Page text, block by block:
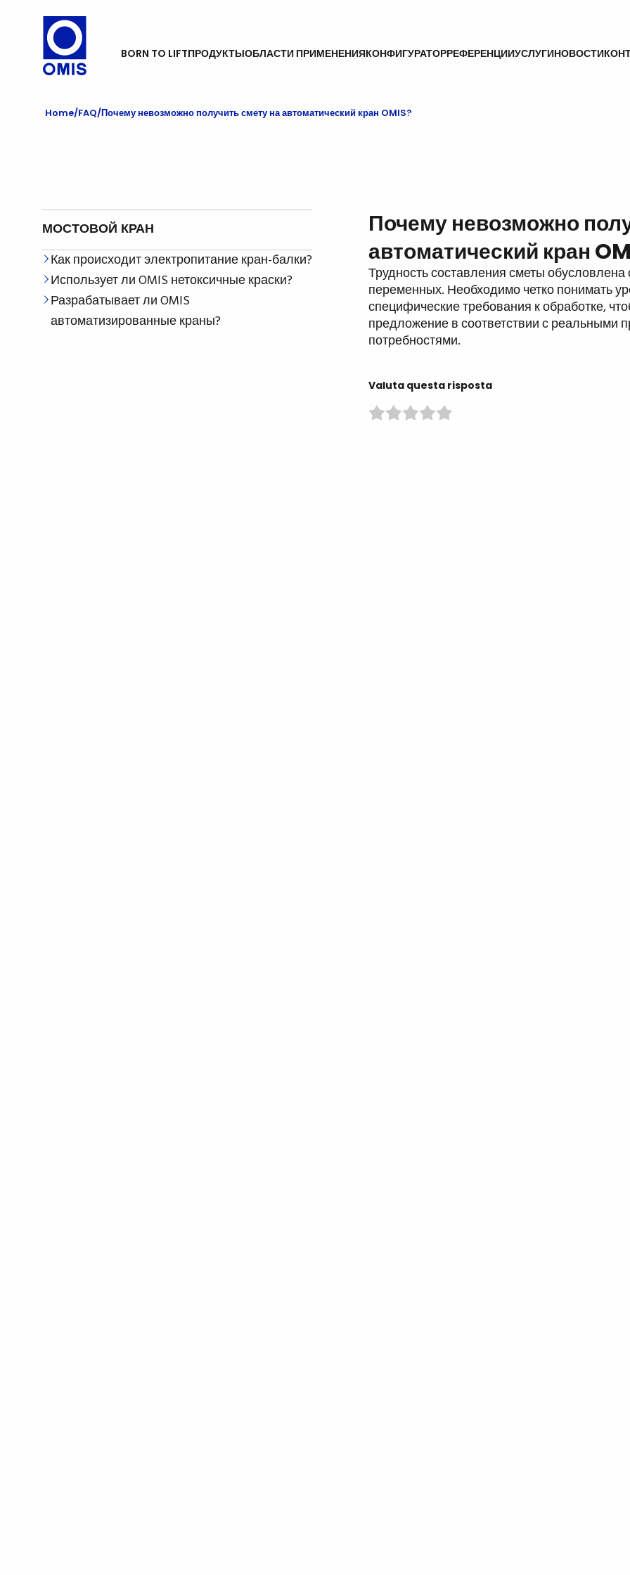
BORN TO LIFTПРОДУКТЫОБЛАСТИ ПРИМЕНЕНИЯКОНФИГУРАТОРРЕФЕРЕНЦИИУСЛУГИНОВОСТИ
Home FAQ Почему невозможно получить смету на автоматический кран OMIS?
МОСТОВОЙ КРАН
Как происходит электропитание кран-балки?
Использует ли OMIS нетоксичные краски?
Разрабатывает ли OMIS
автоматизированные краны?
Почему невозможно
автоматический кран
Трудность составления сметы
переменных. Необходимо четко понимать
специфические требования к обработке,
предложение в соответствии с реальными
потребностями.
Valuta questa risposta